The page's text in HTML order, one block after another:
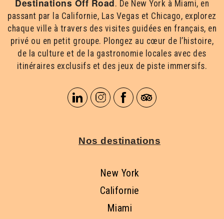
Destinations Off Road. De New York à Miami, en
passant par la Californie, Las Vegas et Chicago, explorez
chaque ville à travers des visites guidées en français, en
privé ou en petit groupe. Plongez au cœur de l’histoire,
de la culture et de la gastronomie locales avec des
itinéraires exclusifs et des jeux de piste immersifs.
Nos destinations
New York
Californie
Miami